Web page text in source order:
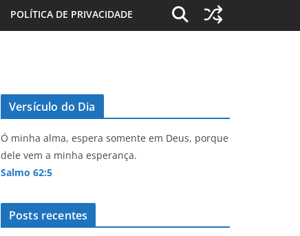
POLÍTICA DE PRIVACIDADE
Versículo do Dia
Ó minha alma, espera somente em Deus, porque
dele vem a minha esperança.
Salmo 62:5
Posts recentes